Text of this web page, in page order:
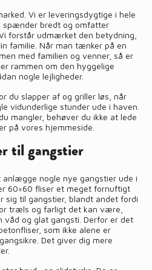
Vi er leveringsdygtige i hele
spænder bredt og omfatter
forstår udmærket den betydning,
familie. Når man tænker på en
med familien og venner, så er
rammen om den hyggelige
nogle lejligheder.
du slapper af og griller løs, når
vidunderlige stunder ude i haven.
mangler, behøver du ikke at lede
på vores hjemmeside.
til gangstier
nogle nye gangstier ude i
60×60 fliser et meget fornuftigt
sig til gangstier, blandt andet fordi
træls og farligt det kan være,
våd og glat gangsti. Derfor er det
som ikke alene er
Det giver dig mere